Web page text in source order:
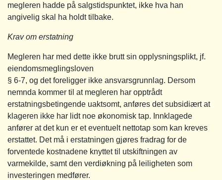
megleren hadde på salgstidspunktet, ikke hva han
angivelig skal ha holdt tilbake.
Krav om erstatning
Megleren har med dette ikke brutt sin opplysningsplikt, jf.
eiendomsmeglingsloven
§ 6-7, og det foreligger ikke ansvarsgrunnlag. Dersom
nemnda kommer til at megleren har opptrådt
erstatningsbetingende uaktsomt, anføres det subsidiært at
klageren ikke har lidt noe økonomisk tap. Innklagede
anfører at det kun er et eventuelt nettotap som kan kreves
erstattet. Det må i erstatningen gjøres fradrag for de
forventede kostnadene knyttet til utskiftningen av
varmekilde, samt den verdiøkning på leiligheten som
investeringen medfører.